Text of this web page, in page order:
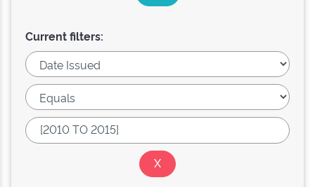
Current filters: